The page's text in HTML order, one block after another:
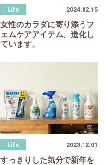
女性のカラダに寄り添うフ
ェムケアアイテム、進化し
ています。
2024.02.15
すっきりした気分で新年を
2023.12.01